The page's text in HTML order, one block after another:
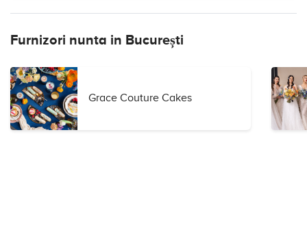
Furnizori nunta in București
Grace Couture Cakes